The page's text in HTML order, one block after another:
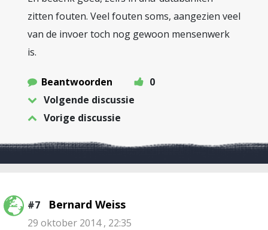
zitten fouten. Veel fouten soms, aangezien veel
van de invoer toch nog gewoon mensenwerk
is.
Beantwoorden
0
Volgende discussie
Vorige discussie
#7 Bernard Weiss
29 oktober 2014 , 22:35